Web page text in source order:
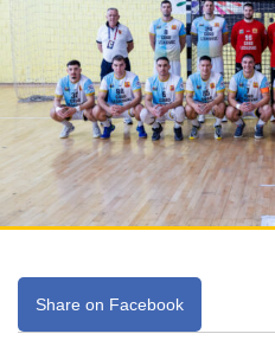
Share on Facebook